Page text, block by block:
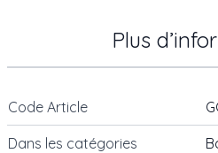
Plus
Code Article
Dans les catégories